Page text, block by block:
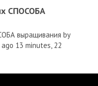
СПОСОБА
выращивания by
13 minutes, 22